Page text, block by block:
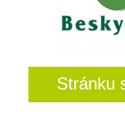
Stránku